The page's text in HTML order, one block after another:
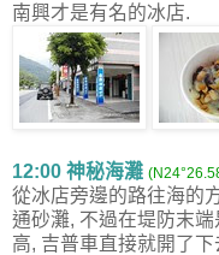
南興才是有名的冰店.
12:00 神秘海灘
從冰店旁邊的路往海的
通砂灘, 不過在堤防末
高, 吉普車直接就開了